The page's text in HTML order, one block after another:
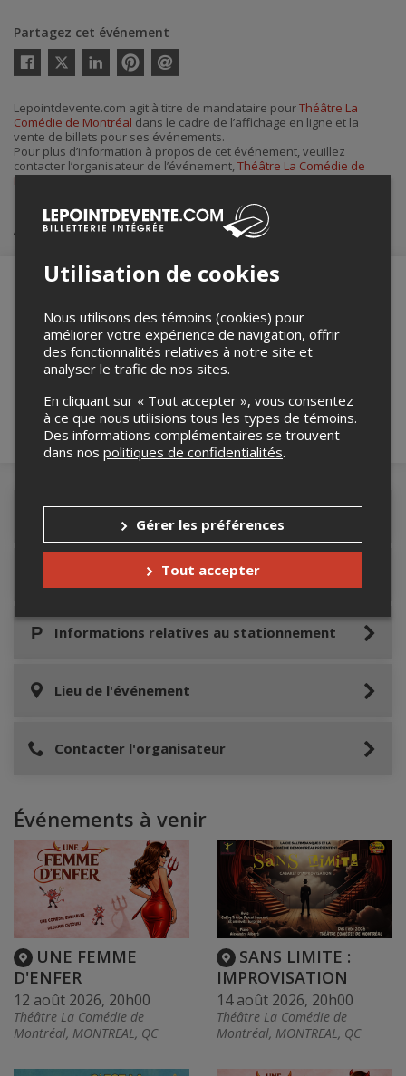
Partagez cet événement
Twitter
courriel
Lepointdevente.com agit à titre de mandataire pourThéâtre La
Comédie de Montréal dans le cadre de l’affichage en ligne et la
vente de billets pour ses événements.
Pour plus d’information à propos de cet événement, veuillez
contacter l’organisateur de l’événement, Théâtre La Comédie de
Montréal, àcontact@lacomedie.caou au+1 514-303-2535.
Achat de billets
Merci de confirmer que vous n'êtes pas un
robot ci-bas.
Détails de l'événement
Accès au site de l'événement
Informations relatives au stationnement
Lieu de l'événement
Contacter l'organisateur
Événements à venir
UNE FEMME
D'ENFER
12 août 2026, 20h00
Théâtre La Comédie de
Montréal, MONTREAL, QC
SANS LIMITE :
IMPROVISATION
14 août 2026, 20h00
Théâtre La Comédie de
Montréal, MONTREAL, QC
Utilisation de cookies
Nous utilisons des témoins (cookies) pour
améliorer votre expérience de navigation, offrir
des fonctionnalités relatives à notre site et
analyser le trafic de nos sites.
En cliquant sur « Tout accepter », vous consentez
à ce que nous utilisions tous les types de témoins.
Des informations complémentaires se trouvent
dans nos politiques de confidentialités.
Gérer les préférences
Tout accepter